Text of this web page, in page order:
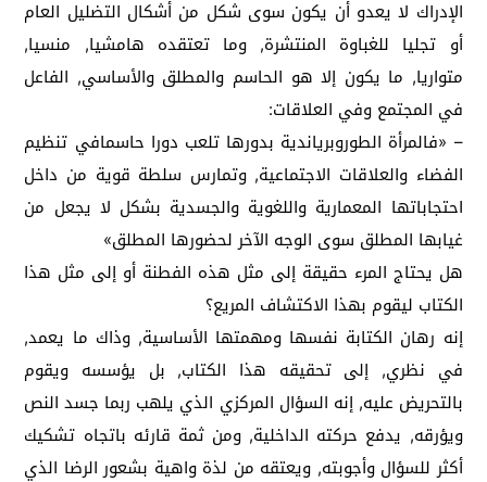
الإدراك لا يعدو أن يكون سوى شكل من أشكال التضليل العام
أو تجليا للغباوة المنتشرة, وما تعتقده هامشيا, منسيا,
متواريا, ما يكون إلا هو الحاسم والمطلق والأساسي, الفاعل
في المجتمع وفي العلاقات:
– «فالمرأة الطوروبرياندية بدورها تلعب دورا حاسمافي تنظيم
الفضاء والعلاقات الاجتماعية, وتمارس سلطة قوية من داخل
احتجاباتها المعمارية واللغوية والجسدية بشكل لا يجعل من
غيابها المطلق سوى الوجه الآخر لحضورها المطلق»
هل يحتاج المرء حقيقة إلى مثل هذه الفطنة أو إلى مثل هذا
الكتاب ليقوم بهذا الاكتشاف المريع؟
إنه رهان الكتابة نفسها ومهمتها الأساسية, وذاك ما يعمد,
في نظري, إلى تحقيقه هذا الكتاب, بل يؤسسه ويقوم
بالتحريض عليه, إنه السؤال المركزي الذي يلهب ربما جسد النص
ويؤرقه, يدفع حركته الداخلية, ومن ثمة قارئه باتجاه تشكيك
أكثر للسؤال وأجوبته, ويعتقه من لذة واهية بشعور الرضا الذي